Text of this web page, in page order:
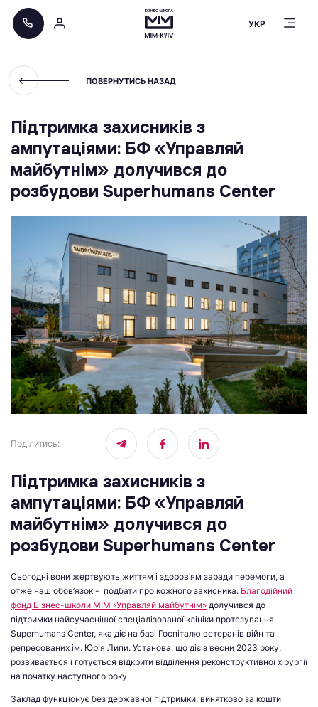
УКР
ПОВЕРНУТИСЬ НАЗАД
Підтримка захисників з
ампутаціями: БФ «Управляй
майбутнім» долучився до
розбудови Superhumans Center
Поділитись:
Підтримка захисників з
ампутаціями: БФ «Управляй
майбутнім» долучився до
розбудови Superhumans Center
Сьогодні вони жертвують життям і здоров’ям заради перемоги, а
отже наш обов’язок - подбати про кожного захисника. Благодійний
фонд Бізнес-школи МІМ «Управляй майбутнім» долучився до
підтримки найсучаснішої спеціалізованої клініки протезування
Superhumans Center, яка діє на базі Госпіталю ветеранів війн та
репресованих ім. Юрія Липи. Установа, що діє з весни 2023 року,
розвивається і готується відкрити відділення реконструктивної хірургії
на початку наступного року.
Заклад функціонує без державної підтримки, винятково за кошти